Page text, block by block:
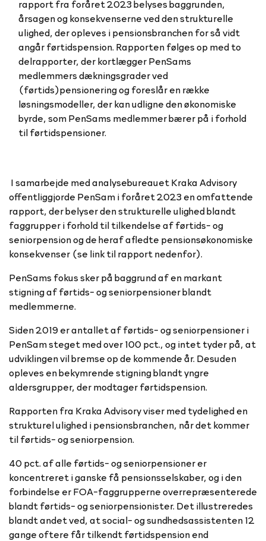
rapport fra foråret 2023 belyses baggrunden,
årsagen og konsekvenserne ved den strukturelle
ulighed, der opleves i pensionsbranchen for så vidt
angår førtidspension. Rapporten følges op med to
delrapporter, der kortlægger PenSams
medlemmers dækningsgrader ved
(førtids)pensionering og foreslår en række
løsningsmodeller, der kan udligne den økonomiske
byrde, som PenSams medlemmer bærer på i forhold
til førtidspensioner.
I samarbejde med analysebureauet Kraka Advisory
offentliggjorde PenSam i foråret 2023 en omfattende
rapport, der belyser den strukturelle ulighed blandt
faggrupper i forhold til tilkendelse af førtids- og
seniorpension og de heraf afledte pensionsøkonomiske
konsekvenser (se link til rapport nedenfor).
PenSams fokus sker på baggrund af en markant
stigning af førtids- og seniorpensioner blandt
medlemmerne.
Siden 2019 er antallet af førtids- og seniorpensioner i
PenSam steget med over 100 pct., og intet tyder på, at
udviklingen vil bremse op de kommende år. Desuden
opleves en bekymrende stigning blandt yngre
aldersgrupper, der modtager førtidspension.
Rapporten fra Kraka Advisory viser med tydelighed en
strukturel ulighed i pensionsbranchen, når det kommer
til førtids- og seniorpension.
40 pct. af alle førtids- og seniorpensioner er
koncentreret i ganske få pensionsselskaber, og i den
forbindelse er FOA-faggrupperne overrepræsenterede
blandt førtids- og seniorpensionister. Det illustreredes
blandt andet ved, at social- og sundhedsassistenten 12
gange oftere får tilkendt førtidspension end